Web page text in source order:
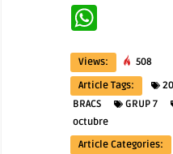
Views:
508
Article Tags:
BRACS
GRUP 7
octubre
Article Categories: